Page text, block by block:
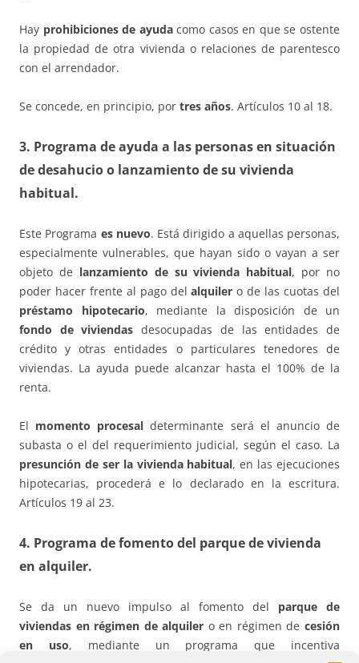
Hay prohibiciones de ayudacomo casos en que se ostente
la propiedad de otra vivienda o relaciones de parentesco
con el arrendador.
Se concede, en principio, por tres años. Artículos 10 al 18.
3. Programa de ayuda a las personas en situación
de desahucio o lanzamiento de su vivienda
habitual.
Este Programa es nuevo. Está dirigido a aquellas personas,
especialmente vulnerables, que hayan sido o vayan a ser
objeto de lanzamiento de su vivienda habitual, por no
poder hacer frente al pago delalquiler o de las cuotas del
préstamo hipotecario, mediante la disposición de un
fondo de viviendas desocupadas de las entidades de
crédito y otras entidades o particulares tenedores de
viviendas. La ayuda puede alcanzar hasta el 100% de la
renta.
El momento procesal determinante será el anuncio de
subasta o el del requerimiento judicial, según el caso. La
presunción de ser la vivienda habitual, en las ejecuciones
hipotecarias, procederá e lo declarado en la escritura.
Artículos 19 al 23.
4. Programa de fomento del parque de vivienda
en alquiler.
Se da un nuevo impulso al fomento del parque de
viviendas en régimen de alquiler o en régimen decesión
en uso, mediante un programa que incentiva